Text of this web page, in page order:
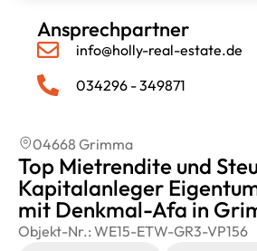
Ansprechpartner
info@holly-real-estate.de
034296 - 349871
04668 Grimma
Top Mietrendite und
Kapitalanleger
mit Denkmal-Afa in
Objekt-Nr.: WE15-ETW-GR3-VP156